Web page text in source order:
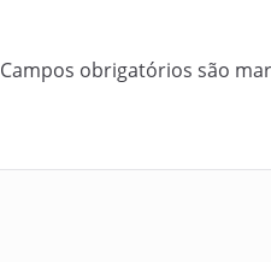
Campos obrigatórios são